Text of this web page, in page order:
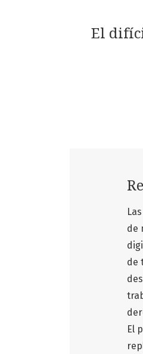
El
de
de
El